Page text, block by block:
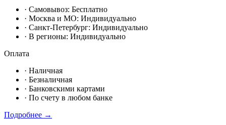
· Самовывоз: Бесплатно
· Москвa и МО: Индивидуально
· Санкт-Петербург: Индивидуально
· В регионы: Индивидуально
Оплата
· Наличная
· Безналичная
· Банковскими картами
· По счету в любом банке
Подробнее →